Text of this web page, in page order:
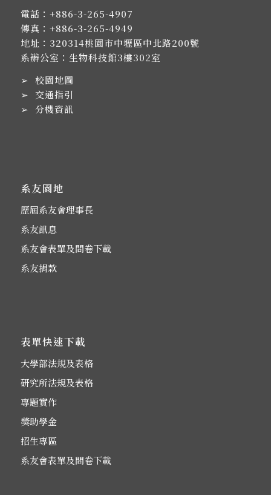
電話： +886-3-265-4907
傳真：+886-3-265-4949
地址： 320314桃園市中壢區中北路200號
系辦公室：生物科技館3樓302室
➢ 校園地圖
➢ 交通指引
➢ 分機資訊
系友園地
歷屆系友會理事長
系友訊息
系友會表單及問卷下載
系友捐款
表單快速下載
大學部法規及表格
研究所法規及表格
專題實作
獎助學金
招生專區
系友會表單及問卷下載